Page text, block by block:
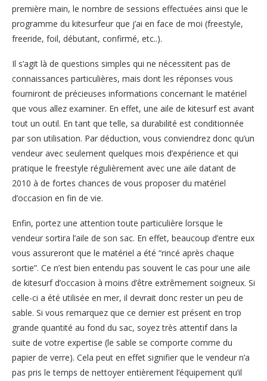
première main, le nombre de sessions effectuées ainsi que le
programme du kitesurfeur que j’ai en face de moi (freestyle,
freeride, foil, débutant, confirmé, etc..).
Il s’agit là de questions simples qui ne nécessitent pas de
connaissances particulières, mais dont les réponses vous
fourniront de précieuses informations concernant le matériel
que vous allez examiner. En effet, une aile de kitesurf est avant
tout un outil. En tant que telle, sa durabilité est conditionnée
par son utilisation. Par déduction, vous conviendrez donc qu’un
vendeur avec seulement quelques mois d’expérience et qui
pratique le freestyle régulièrement avec une aile datant de
2010 à de fortes chances de vous proposer du matériel
d’occasion en fin de vie.
Enfin, portez une attention toute particulière lorsque le
vendeur sortira l’aile de son sac. En effet, beaucoup d’entre eux
vous assureront que le matériel a été “rincé après chaque
sortie”. Ce n’est bien entendu pas souvent le cas pour une aile
de kitesurf d’occasion à moins d’être extrêmement soigneux. Si
celle-ci a été utilisée en mer, il devrait donc rester un peu de
sable. Si vous remarquez que ce dernier est présent en trop
grande quantité au fond du sac, soyez très attentif dans la
suite de votre expertise (le sable se comporte comme du
papier de verre). Cela peut en effet signifier que le vendeur n’a
pas pris le temps de nettoyer entièrement l’équipement qu’il